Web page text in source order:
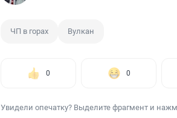
ЧП в горах Вулкан
0 0
Увидели опечатку? Выделите фрагмент и